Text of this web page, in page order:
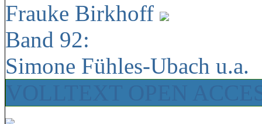
Frauke Birkhoff
Band 92:
Simone Fühles-Ubach u.a.